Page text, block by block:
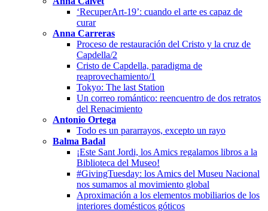
‘RecuperArt-19’: cuando el arte es capaz de
curar
Anna Carreras
Proceso de restauración del Cristo y la cruz de
Capdella/2
Cristo de Capdella, paradigma de
reaprovechamiento/1
Tokyo: The last Station
Un correo romántico: reencuentro de dos retratos
del Renacimiento
Antonio Ortega
Todo es un pararrayos, excepto un rayo
Balma Badal
¡Este Sant Jordi, los Amics regalamos libros a la
Biblioteca del Museo!
#GivingTuesday: los Amics del Museu Nacional
nos sumamos al movimiento global
Aproximación a los elementos mobiliarios de los
interiores domésticos góticos